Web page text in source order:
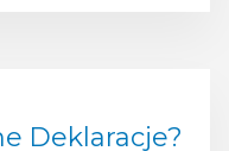
Deklaracje?